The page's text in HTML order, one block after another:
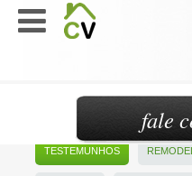
TESTEMUNHOS
fale